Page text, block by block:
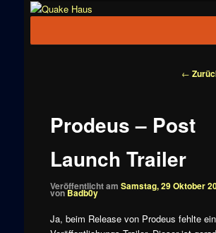
News zu
←
Prodeus – Post
Launch Trailer
Veröffentlicht am Samstag, 29 Oktober
vonBadb0y
Ja, beim Release von Prodeus fehlte ein